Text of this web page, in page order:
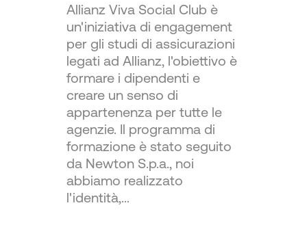
Allianz Viva Social Club è
un'iniziativa di engagement
per gli studi di assicurazioni
legati ad Allianz, l'obiettivo è
formare i dipendenti e
creare un senso di
appartenenza per tutte le
agenzie. Il programma di
formazione è stato seguito
da Newton S.p.a., noi
abbiamo realizzato
l'identità,...